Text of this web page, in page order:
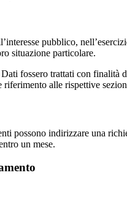
pubblico,
situazione particolare.
fossero trattati con finalità
alle rispettive
possono indirizzare una
un mese.